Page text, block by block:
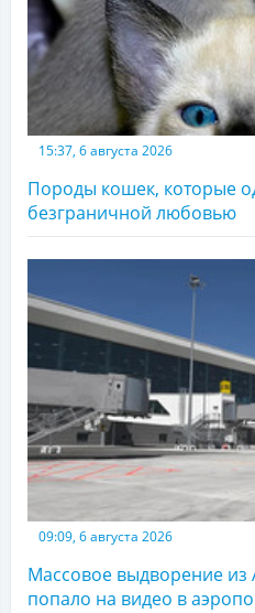
15:37, 6 августа 2026
Породы кошек, которые
безграничной любовью
09:09, 6 августа 2026
Массовое выдворение
попало на видео в